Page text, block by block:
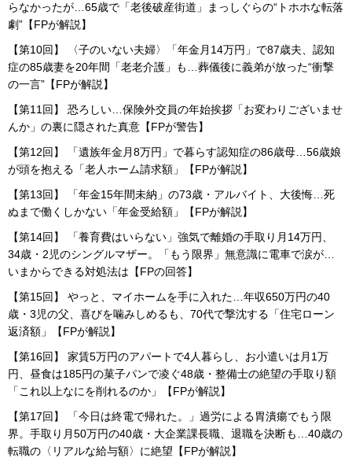
らなかったが…65歳で「老後破産街道」まっしぐらの“トホホな転落
劇”【FPが解説】
【第10回】 〈子のいない夫婦〉「年金月14万円」で87歳夫、認知
症の85歳妻を20年間「老老介護」も…葬儀後に義弟が放った“衝撃
の一言”【FPが解説】
【第11回】 恐ろしい…保険外交員の年始挨拶「お変わりございませ
んか」の裏に隠された真意【FPが警告】
【第12回】 「遺族年金月8万円」で暮らす認知症の86歳母…56歳娘
が頭を抱える「老人ホーム請求額」【FPが解説】
【第13回】 「年金15年間未納」の73歳・アルバイト、大後悔…死
ぬまで働くしかない「年金受給額」【FPが解説】
【第14回】 「養育費はいらない」強気で離婚の手取り月14万円、
34歳・2児のシングルマザー。「もう限界」無意識に電車で涙が…
いまからできる対処法は【FPの回答】
【第15回】 やっと、マイホームを手に入れた…年収650万円の40
歳・3児の父、喜びを噛みしめるも、70代で撃沈する「住宅ローン
返済額」【FPが解説】
【第16回】 家賃5万円のアパートで4人暮らし、お小遣いは月1万
円、昼食は185円の菓子パンで凌ぐ48歳・整備士の絶望の手取り額
「これ以上なにを削れるのか」【FPが解説】
【第17回】 「今日は終電で帰れた。」過労による胃潰瘍でもう限
界。手取り月50万円の40歳・大企業課長職、退職を決断も…40歳の
転職の〈リアルな給与額〉に絶望【FPが解説】